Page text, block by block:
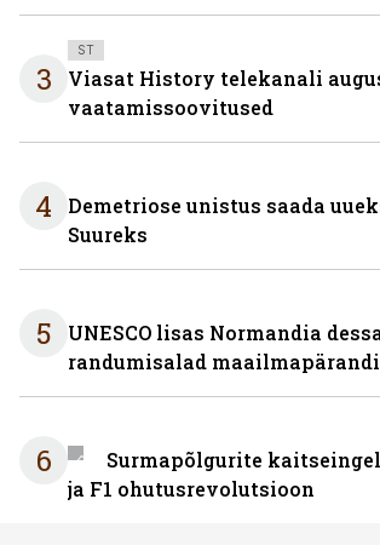
3
ST
Viasat History telekanali
vaatamissoovitused
4
Demetriose unistus saada
Suureks
5
UNESCO lisas Normandia
randumisalad
6
Surmapõlgurite
ja F1 ohutusrevolutsioon